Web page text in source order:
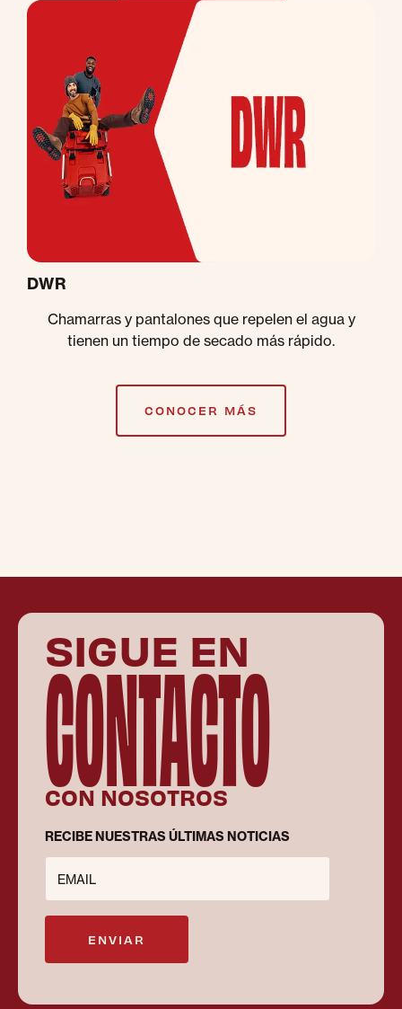
DWR
Chamarras y pantalones que repelen el agua y
tienen un tiempo de secado más rápido.
CONOCER MÁS
SIGUE EN
CONTACTO
CON NOSOTROS
RECIBE NUESTRAS ÚLTIMAS NOTICIAS
EMAIL
ENVIAR